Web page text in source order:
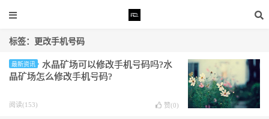
标签：更改手机号码
最新资讯
水晶矿场可以修改手机号码吗?水
晶矿场怎么修改手机号码?
阅读(153) 赞(0)